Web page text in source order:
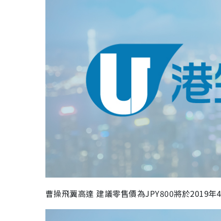
曹操飛翼高達 建議零售價為JPY800將於2019年